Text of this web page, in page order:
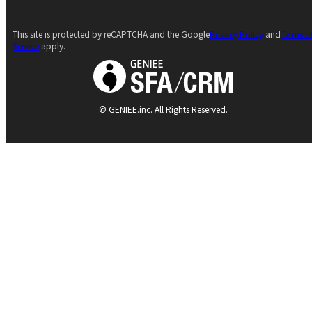
© GENIEE.inc. All Rights Reserved.
This site is protected by reCAPTCHA and the GooglePrivacy Policy andTerms
Service apply.